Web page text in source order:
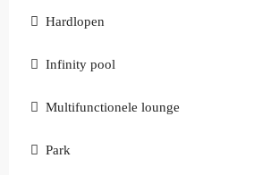
Hardlopen
Infinity pool
Multifunctionele lounge
Park